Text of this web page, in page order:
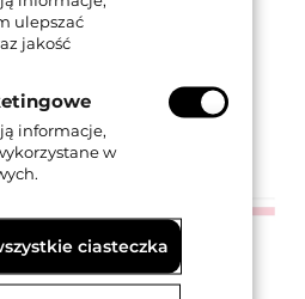
ulepszać
jakość
informacje,
w
ciasteczka